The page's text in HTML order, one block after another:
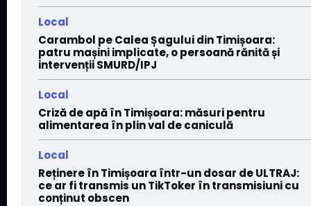
Local
Carambol pe Calea Șagului din Timișoara:
patru mașini implicate, o persoană rănită și
intervenții SMURD/IPJ
Local
Criză de apă în Timișoara: măsuri pentru
alimentarea în plin val de caniculă
Local
Reținere în Timișoara într-un dosar de ULTRAJ:
ce ar fi transmis un TikToker în transmisiuni cu
conținut obscen